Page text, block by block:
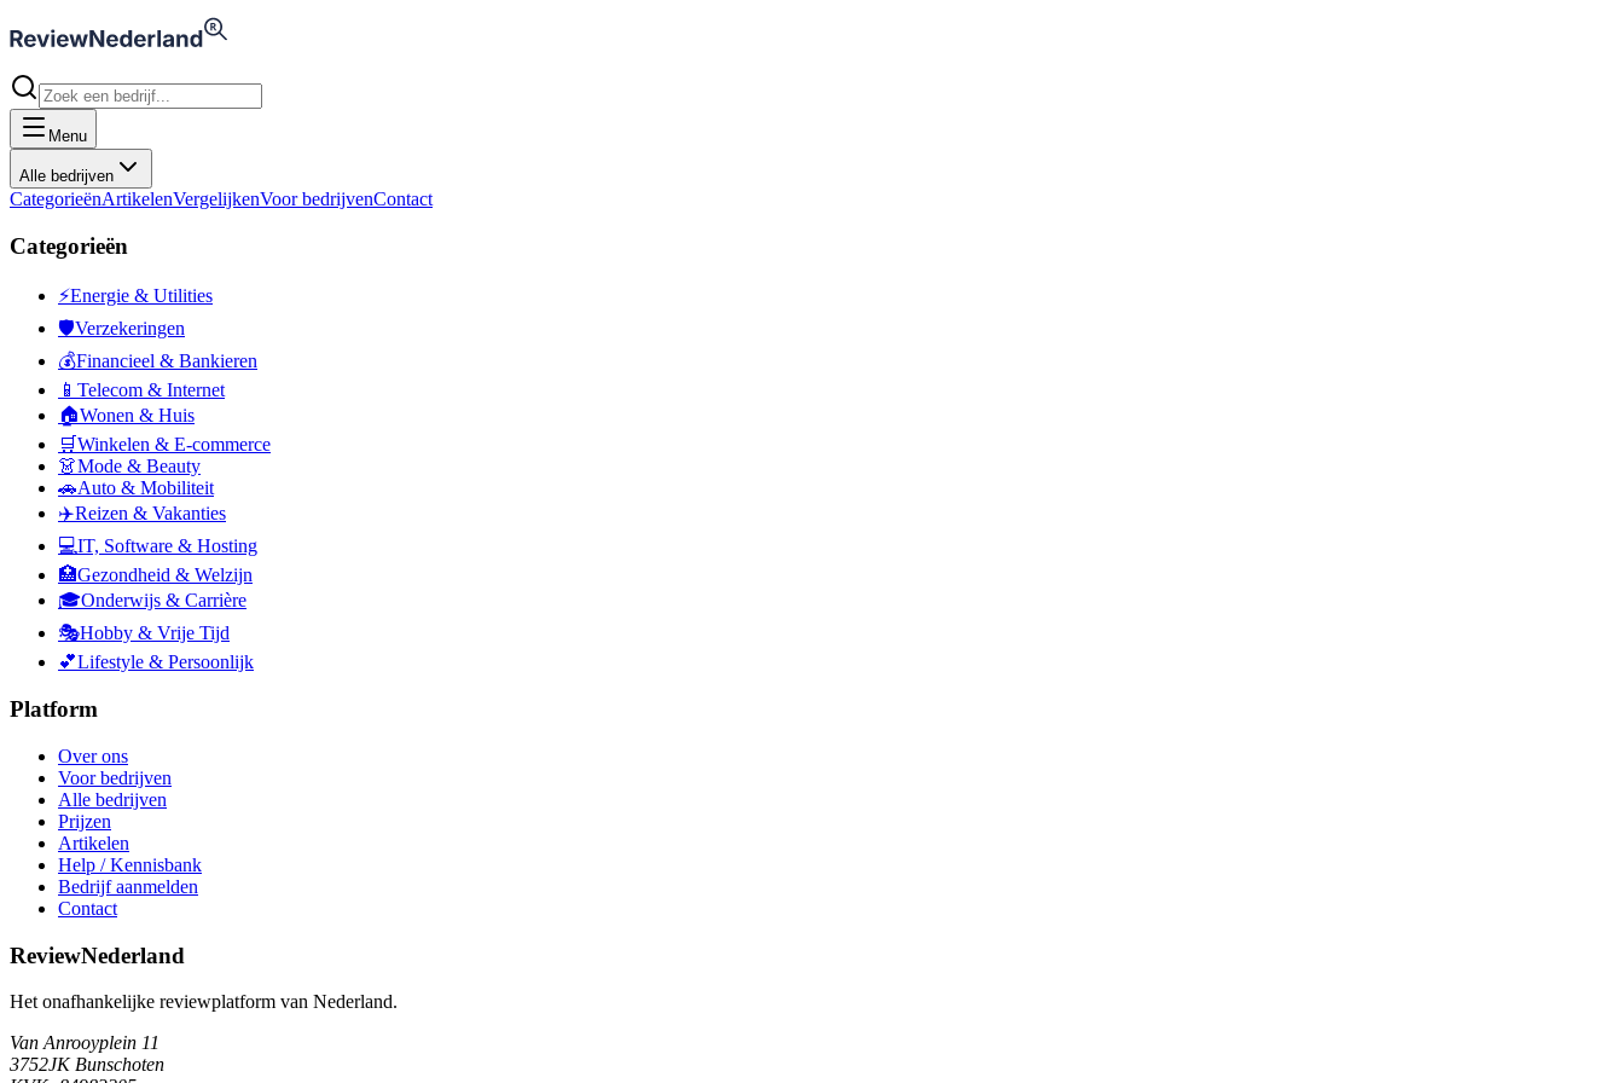
Menu
Alle bedrijven
CategorieënArtikelenVergelijkenVoor bedrijvenContact
Categorieën
⚡Energie & Utilities
🛡️Verzekeringen
💰Financieel & Bankieren
📱 Telecom & Internet
🏠Wonen & Huis
🛒Winkelen & E-commerce
👗Mode & Beauty
🚗Auto & Mobiliteit
✈️Reizen & Vakanties
💻IT, Software & Hosting
🏥Gezondheid & Welzijn
🎓Onderwijs & Carrière
🎭Hobby & Vrije Tijd
💕Lifestyle & Persoonlijk
Platform
Over ons
Voor bedrijven
Alle bedrijven
Prijzen
Artikelen
Help / Kennisbank
Bedrijf aanmelden
Contact
ReviewNederland
Het onafhankelijke reviewplatform van Nederland.
Van Anrooyplein 11
3752JK Bunschoten